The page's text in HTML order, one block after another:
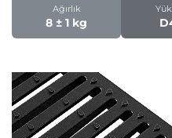
Ağırlık
8 ± 1 kg
Yük